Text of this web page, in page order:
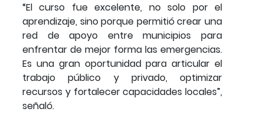
“El curso fue excelente, no solo por el
aprendizaje, sino porque permitió crear una
red de apoyo entre municipios para
enfrentar de mejor forma las emergencias.
Es una gran oportunidad para articular el
trabajo público y privado, optimizar
recursos y fortalecer capacidades locales”,
señaló.